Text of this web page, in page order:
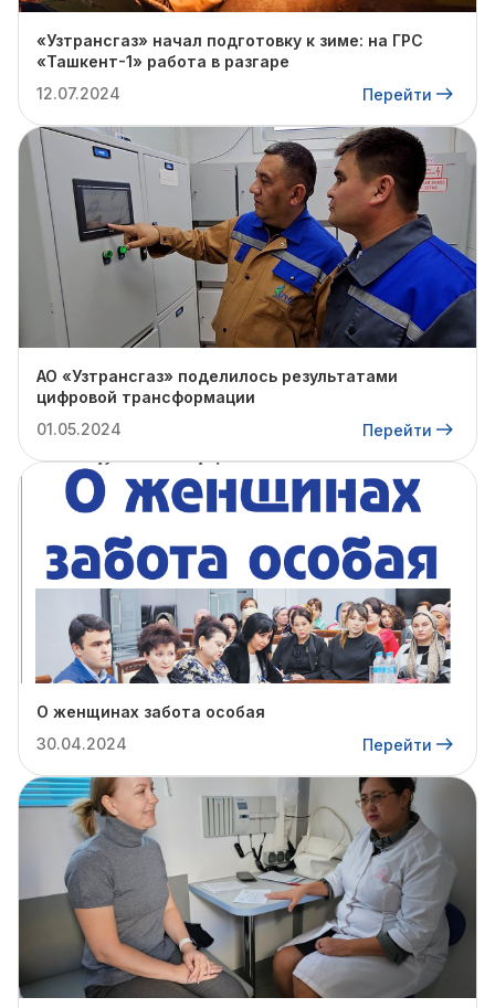
«Узтрансгаз» начал подготовку к зиме: на ГРС
«Ташкент-1» работа в разгаре
12.07.2024
Перейти
АО «Узтрансгаз» поделилось результатами
цифровой трансформации
01.05.2024
Перейти
О женщинах забота особая
30.04.2024
Перейти